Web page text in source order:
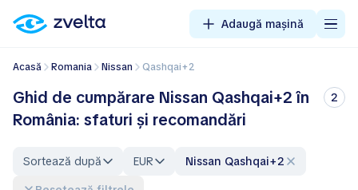
Adaugă mașină
Acasă Romania Nissan Qashqai+2
Ghid de cumpărare Nissan Qashqai+2 în
România: sfaturi și recomandări
2
Sortează după EUR
Nissan Qashqai+2